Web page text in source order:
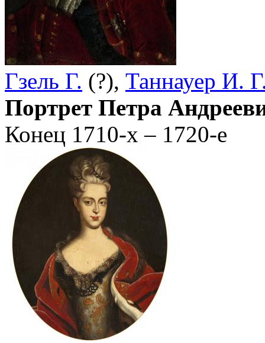
Гзель Г. (?), Таннауер И.
Портрет Петра
Конец 1710-х – 1720-е